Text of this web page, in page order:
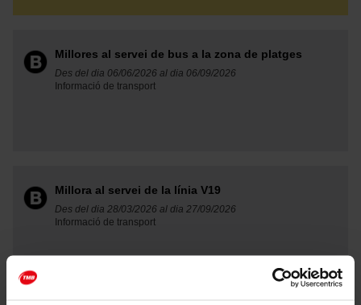
Millores al servei de bus a la zona de platges
Des del dia 06/06/2026 al dia 06/09/2026
Informació de transport
Millora al servei de la línia V19
Des del dia 28/03/2026 al dia 27/09/2026
Informació de transport